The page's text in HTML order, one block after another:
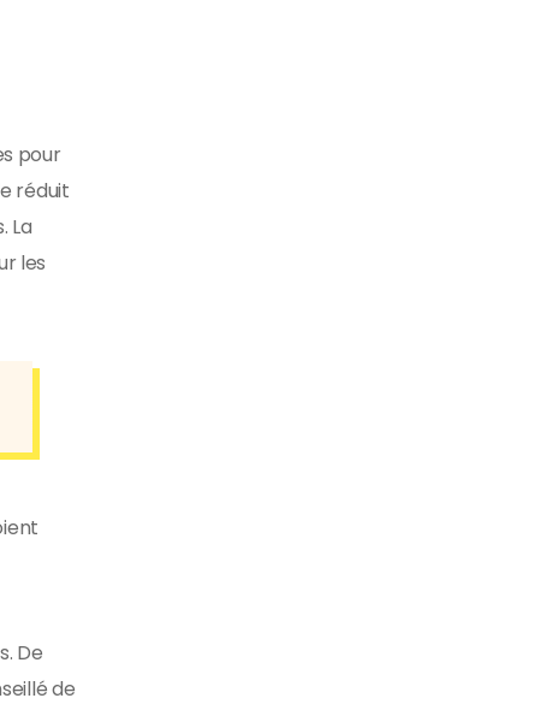
pour
réduit
La
les
De
de